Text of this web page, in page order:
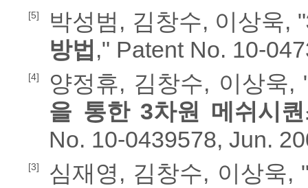
[5] 박성범, 김창수, 이상욱, "
방법," Patent No. 10-
[4]
양정휴, 김창수, 이상욱,
을 통한 3차원 메쉬시
No. 10-0439578, Jun.
[3]
심재영, 김창수, 이상욱,